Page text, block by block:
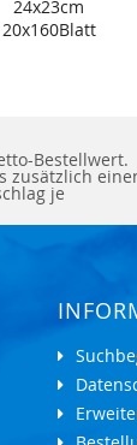
24x23cm
20x160Blatt
Bestellwert.
zusätzlich
je